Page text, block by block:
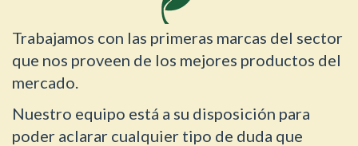
Trabajamos con las primeras marcas del sector
que nos proveen de los mejores productos del
mercado.
Nuestro equipo está a su disposición para
poder aclarar cualquier tipo de duda que